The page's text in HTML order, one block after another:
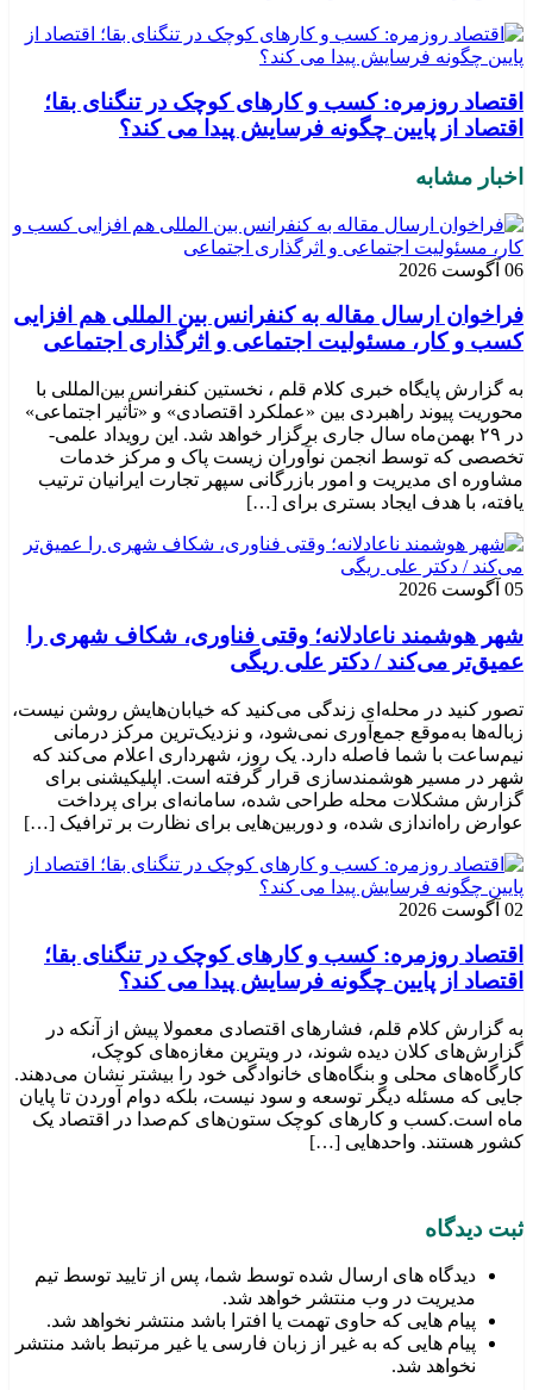
اقتصاد روزمره: کسب‌ و کارهای کوچک در تنگنای بقا؛
اقتصاد از پایین چگونه فرسایش پیدا می کند؟
اخبار مشابه
06 آگوست 2026
فراخوان ارسال مقاله به کنفرانس بین المللی هم افزایی
کسب و کار، مسئولیت اجتماعی و اثرگذاری اجتماعی
به گزارش پایگاه خبری کلام قلم ، نخستین کنفرانس بین‌المللی با
محوریت پیوند راهبردی بین «عملکرد اقتصادی» و «تأثیر اجتماعی»
در ۲۹ بهمن‌ماه سال جاری برگزار خواهد شد. این رویداد علمی-
تخصصی که توسط انجمن نوآوران زیست پاک و مرکز خدمات
مشاوره ای مدیریت و امور بازرگانی سپهر تجارت ایرانیان ترتیب
یافته، با هدف ایجاد بستری برای […]
05 آگوست 2026
شهر هوشمند ناعادلانه؛ وقتی فناوری، شکاف شهری را
عمیق‌تر می‌کند / دکتر علی ریگی
تصور کنید در محله‌ای زندگی می‌کنید که خیابان‌هایش روشن نیست،
زباله‌ها به‌موقع جمع‌آوری نمی‌شود، و نزدیک‌ترین مرکز درمانی
نیم‌ساعت با شما فاصله دارد. یک روز، شهرداری اعلام می‌کند که
شهر در مسیر هوشمندسازی قرار گرفته است. اپلیکیشنی برای
گزارش مشکلات محله طراحی شده، سامانه‌ای برای پرداخت
عوارض راه‌اندازی شده، و دوربین‌هایی برای نظارت بر ترافیک […]
02 آگوست 2026
اقتصاد روزمره: کسب‌ و کارهای کوچک در تنگنای بقا؛
اقتصاد از پایین چگونه فرسایش پیدا می کند؟
به گزارش کلام قلم، فشارهای اقتصادی معمولا پیش از آنکه در
گزارش‌های کلان دیده شوند، در ویترین مغازه‌های کوچک،
کارگاه‌های محلی و بنگاه‌های خانوادگی خود را بیشتر نشان می‌دهند.
جایی که مسئله دیگر توسعه و سود نیست، بلکه دوام آوردن تا پایان
ماه است.کسب‌ و کارهای کوچک ستون‌های کم‌صدا در اقتصاد یک
کشور هستند. واحدهایی […]
ثبت دیدگاه
دیدگاه های ارسال شده توسط شما، پس از تایید توسط تیم
مدیریت در وب منتشر خواهد شد.
پیام هایی که حاوی تهمت یا افترا باشد منتشر نخواهد شد.
پیام هایی که به غیر از زبان فارسی یا غیر مرتبط باشد منتشر
نخواهد شد.